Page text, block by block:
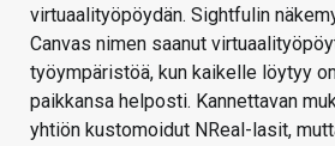
virtuaalityöpöydän. Sightfulin
Canvas nimen saanut
työympäristöä, kun kaikelle löytyy
paikkansa helposti. Kannettavan
yhtiön kustomoidut NReal-lasit,